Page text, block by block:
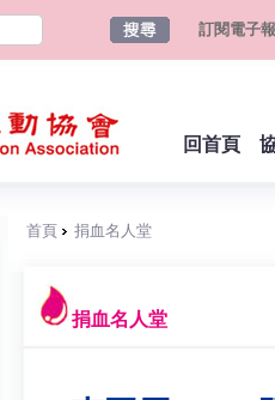
訂閱電子報
回首頁
首頁 捐血名人堂
捐血名人堂